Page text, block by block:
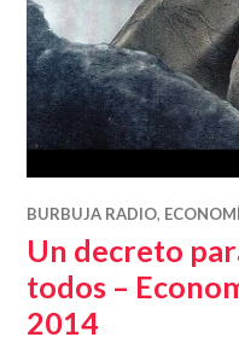
BURBUJA RADIO,
Un decreto
todos –
2014